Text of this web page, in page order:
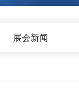
展会新闻